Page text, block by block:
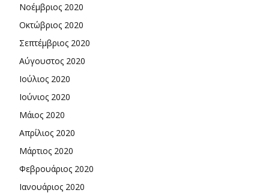
Νοέμβριος 2020
Οκτώβριος 2020
Σεπτέμβριος 2020
Αύγουστος 2020
Ιούλιος 2020
Ιούνιος 2020
Μάιος 2020
Απρίλιος 2020
Μάρτιος 2020
Φεβρουάριος 2020
Ιανουάριος 2020